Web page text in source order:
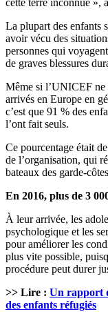
cette terre inconnue »,
La plupart des enfants
avoir vécu des
personnes qui
de graves blessures
Même si l’UNICEF ne
arrivés en Europe en
c’est que 91 % des
l’ont fait seuls.
Ce pourcentage était
de l’organisation, qui
bateaux des garde-
En 2016, plus de 3
À leur arrivée, les
psychologique et les
pour améliorer les
plus vite possible,
procédure peut durer
>> Lire : Un rapport
des enfants réfugiés